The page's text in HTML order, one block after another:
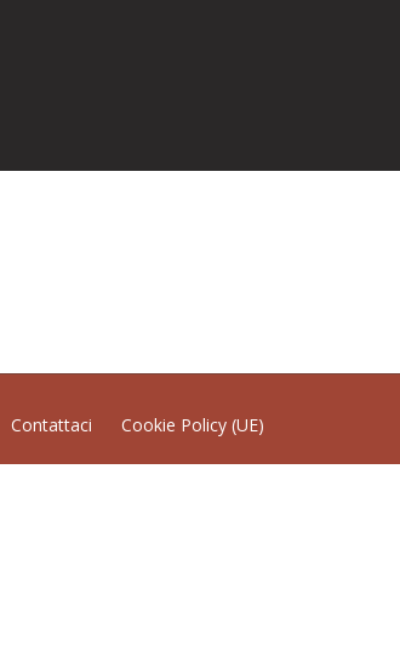
Contattaci Cookie Policy (UE)